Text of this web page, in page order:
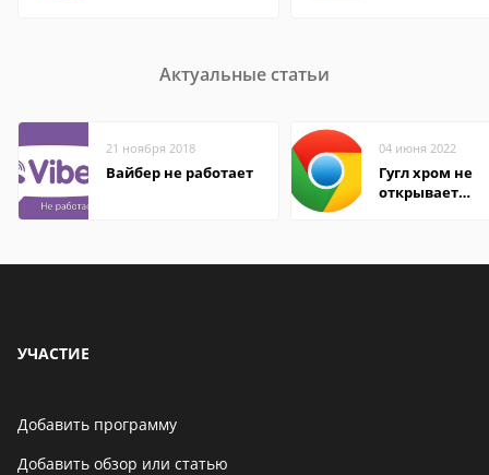
Актуальные статьи
21 ноября 2018
Вайбер не работает
04 июня 2022
Гугл хром не
открывает
УЧАСТИЕ
Добавить программу
Добавить обзор или статью